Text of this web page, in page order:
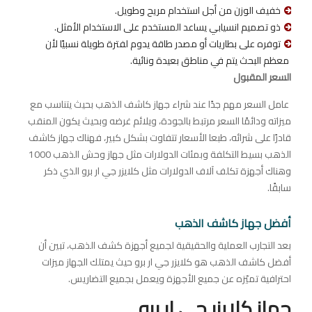
خفيف الوزن من أجل استخدام مريح وطويل.
ذو تصميم انسيابي يساعد المستخدم على الاستخدام الأمثل.
توفره على بطاريات أو مصدر طاقة يدوم لفترة طويلة نسبيًا لأن
معظم البحث يتم في مناطق بعيدة ونائية.
السعر المقبول
عامل السعر مهم جدًا عند شراء جهاز كاشف الذهب بحيث يتناسب مع
ميزاته ودائمًا السعر مرتبط بالجودة، ويلائم غرضه وبحيث يكون المنقب
قادرًا على شرائه، طبعا الأسعار تتفاوت بشكل كبير، فهناك جهاز كاشف
الذهب بسيط التكلفة وبمئات الدولارات مثل جهاز وحش الذهب 1000
وهناك أجهزة تكلف آلاف الدولارات مثل كلايزر جي ار برو الذي ذكر
سابقًا.
أفضل جهاز كاشف الذهب
بعد التجارب العملية والحقيقية لجميع أجهزة كشف الذهب، تبين أن
أفضل كاشف الذهب هو كلايزر جي ار برو حيث يمتلك الجهاز ميزات
احترافية تميّزه عن جميع الأجهزة ويعمل بجميع التضاريس.